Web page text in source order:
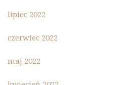
lipiec 2022
czerwiec 2022
maj 2022